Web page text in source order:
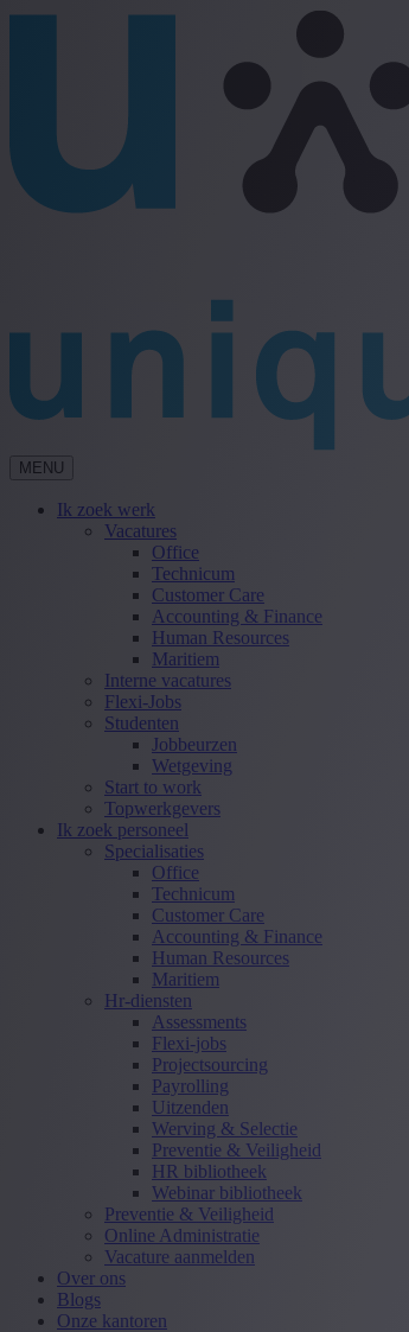
MENU
Ik zoek werk
Vacatures
Office
Technicum
Customer Care
Accounting & Finance
Human Resources
Maritiem
Interne vacatures
Flexi-Jobs
Studenten
Jobbeurzen
Wetgeving
Start to work
Topwerkgevers
Ik zoek personeel
Specialisaties
Office
Technicum
Customer Care
Accounting & Finance
Human Resources
Maritiem
Hr-diensten
Assessments
Flexi-jobs
Projectsourcing
Payrolling
Uitzenden
Werving & Selectie
Preventie & Veiligheid
HR bibliotheek
Webinar bibliotheek
Preventie & Veiligheid
Online Administratie
Vacature aanmelden
Over ons
Blogs
Onze kantoren